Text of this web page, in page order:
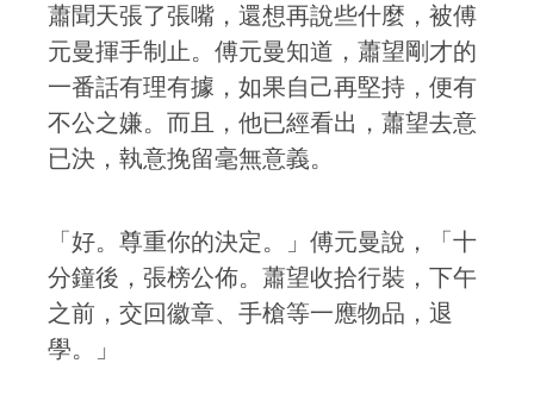
蕭聞天張了張嘴，還想再說些什麼，被傅
元曼揮手制止。傅元曼知道，蕭望剛才的
一番話有理有據，如果自己再堅持，便有
不公之嫌。而且，他已經看出，蕭望去意
已決，執意挽留毫無意義。
「好。尊重你的決定。」傅元曼說，「十
分鐘後，張榜公佈。蕭望收拾行裝，下午
之前，交回徽章、手槍等一應物品，退
學。」